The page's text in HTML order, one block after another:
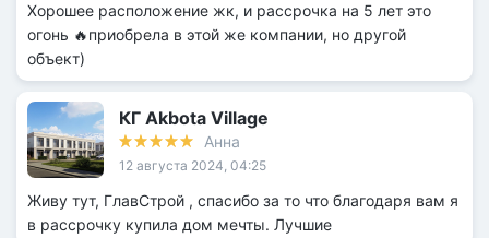
Хорошее расположение жк, и рассрочка на 5 лет это
огонь 🔥приобрела в этой же компании, но другой
объект)
КГ Akbota Village
Анна
12 августа 2024, 04:25
Живу тут, ГлавСтрой , спасибо за то что благодаря вам я
в рассрочку купила дом мечты. Лучшие